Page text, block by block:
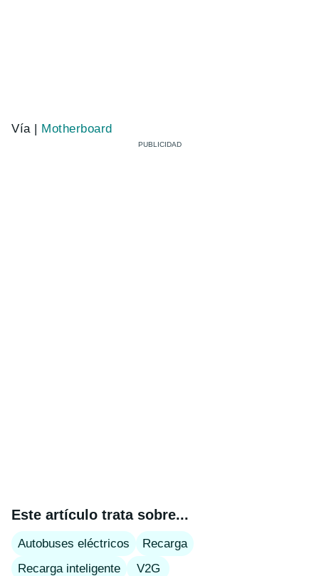
Vía | Motherboard
Este artículo trata sobre...
Autobuses eléctricos
Recarga
Recarga inteligente
V2G